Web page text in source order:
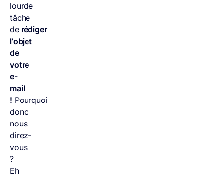
lourde
tâche
derédiger
l’objet
de
votre
e-
mail
! Pourquoi
donc
nous
direz-
vous
?
Eh